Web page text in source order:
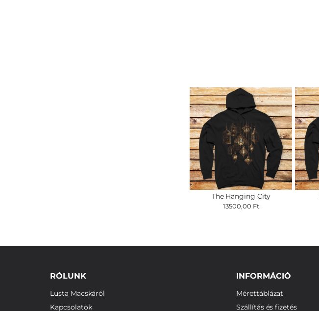
The Hanging City
13500,00 Ft
RÓLUNK
Lusta Macskáról
Kapcsolatok
INFORMÁCIÓ
Mérettáblázat
Szállítás és fizetés